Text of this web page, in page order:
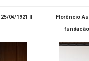
04/1921 ||
Florêncio